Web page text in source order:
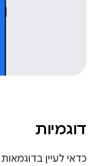
דוגמיות
כדאי לעיין